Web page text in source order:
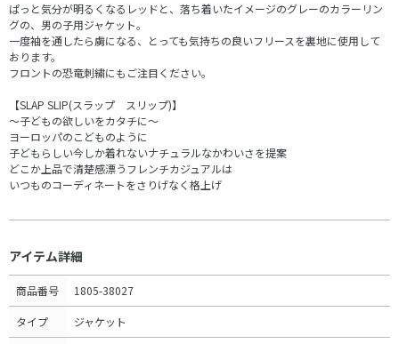
ぱっと気分が明るくなるレッドと、落ち着いたイメージのグレーのカラーリン
グの、男の子用ジャケット。
一度袖を通したら虜になる、とっても気持ちの良いフリースを裏地に使用して
おります。
フロントの恐竜刺繍にもご注目ください。
【SLAP SLIP(スラップ スリップ)】
～子どもの欲しいをカタチに～
ヨーロッパのこどものように
子どもらしい今しか着れないナチュラルなかわいさを提案
どこか上品で清楚感漂うフレンチカジュアルは
いつものコーディネートをさりげなく格上げ
アイテム詳細
商品番号 1805-38027
タイプ ジャケット